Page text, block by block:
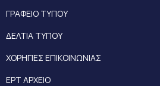
ΓΡΑΦΕΙΟ ΤΥΠΟΥ
ΔΕΛΤΙΑ ΤΥΠΟΥ
ΧΟΡΗΓΙΕΣ ΕΠΙΚΟΙΝΩΝΙΑΣ
ΕΡΤ ΑΡΧΕΙΟ